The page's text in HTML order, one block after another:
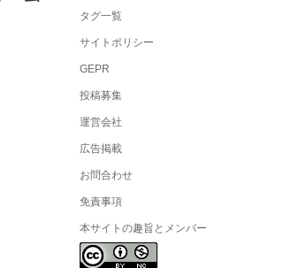
タグ一覧
サイトポリシー
GEPR
投稿募集
運営会社
広告掲載
お問合わせ
免責事項
本サイトの趣旨とメンバー